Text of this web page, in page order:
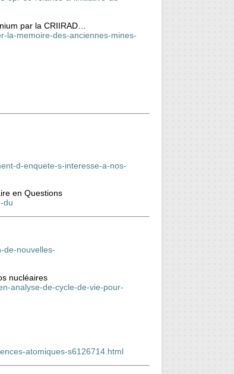
par la CRIIRAD…
la-memoire-des-anciennes-mines-
d-enquete-s-interesse-a-nos-
en Questions
du
de-nouvelles-
nucléaires
analyse-de-cycle-de-vie-pour-
atomiques-s6126714.html